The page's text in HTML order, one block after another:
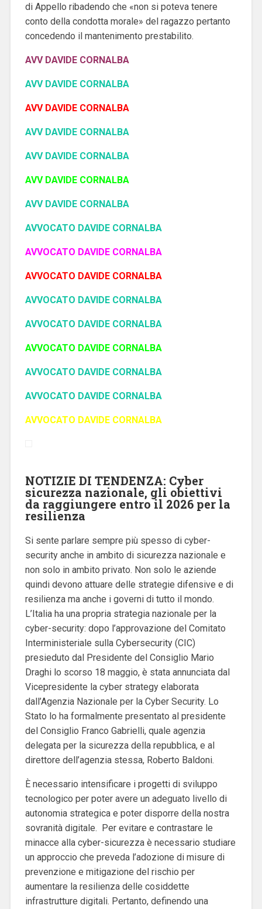
di Appello ribadendo che «non si poteva tenere
conto della condotta morale» del ragazzo pertanto
concedendo il mantenimento prestabilito.
AVV DAVIDE CORNALBA
AVV DAVIDE CORNALBA
AVV DAVIDE CORNALBA
AVV DAVIDE CORNALBA
AVV DAVIDE CORNALBA
AVV DAVIDE CORNALBA
AVV DAVIDE CORNALBA
AVVOCATO DAVIDE CORNALBA
AVVOCATO DAVIDE CORNALBA
AVVOCATO DAVIDE CORNALBA
AVVOCATO DAVIDE CORNALBA
AVVOCATO DAVIDE CORNALBA
AVVOCATO DAVIDE CORNALBA
AVVOCATO DAVIDE CORNALBA
AVVOCATO DAVIDE CORNALBA
AVVOCATO DAVIDE CORNALBA
NOTIZIE DI TENDENZA: Cyber
sicurezza nazionale, gli obiettivi
da raggiungere entro il 2026 per la
resilienza
Si sente parlare sempre più spesso di cyber-
security anche in ambito di sicurezza nazionale e
non solo in ambito privato. Non solo le aziende
quindi devono attuare delle strategie difensive e di
resilienza ma anche i governi di tutto il mondo.
L’Italia ha una propria strategia nazionale per la
cyber-security: dopo l’approvazione del Comitato
Interministeriale sulla Cybersecurity (CIC)
presieduto dal Presidente del Consiglio Mario
Draghi lo scorso 18 maggio, è stata annunciata dal
Vicepresidente la cyber strategy elaborata
dall’Agenzia Nazionale per la Cyber ​​Security. Lo
Stato lo ha formalmente presentato al presidente
del Consiglio Franco Gabrielli, quale agenzia
delegata per la sicurezza della repubblica, e al
direttore dell’agenzia stessa, Roberto Baldoni.
È necessario intensificare i progetti di sviluppo
tecnologico per poter avere un adeguato livello di
autonomia strategica e poter disporre della nostra
sovranità digitale. Per evitare e contrastare le
minacce alla cyber-sicurezza è necessario studiare
un approccio che preveda l’adozione di misure di
prevenzione e mitigazione del rischio per
aumentare la resilienza delle cosiddette
infrastrutture digitali. Pertanto, definendo una